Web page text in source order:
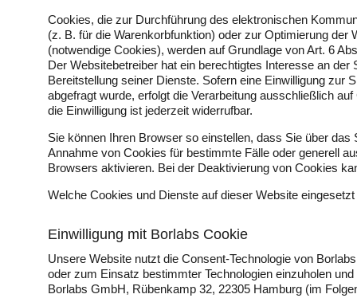
Cookies, die zur Durchführung des elektronischen
(z. B. für die Warenkorbfunktion) oder zur Optimierung
(notwendige Cookies), werden auf Grundlage von Art. 6
Der Websitebetreiber hat ein berechtigtes Interesse an
Bereitstellung seiner Dienste. Sofern eine Einwilligung zur
abgefragt wurde, erfolgt die Verarbeitung ausschließlich
die Einwilligung ist jederzeit widerrufbar.
Sie können Ihren Browser so einstellen, dass Sie über
Annahme von Cookies für bestimmte Fälle oder generell
Browsers aktivieren. Bei der Deaktivierung von Cookies
Welche Cookies und Dienste auf dieser Website
Einwilligung mit Borlabs Cookie
Unsere Website nutzt die Consent-Technologie von
oder zum Einsatz bestimmter Technologien einzuholen
Borlabs GmbH, Rübenkamp 32, 22305 Hamburg (im